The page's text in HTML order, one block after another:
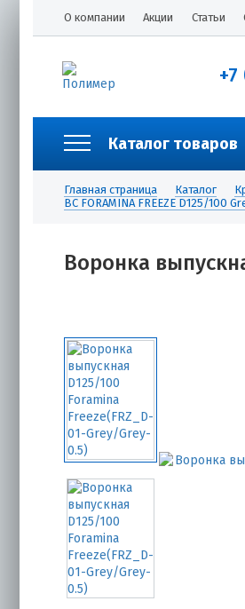
О компании Акции Статьи
Каталог товаров
Главная страница Каталог
ВС FORAMINA FREEZE D125/100
Воронка